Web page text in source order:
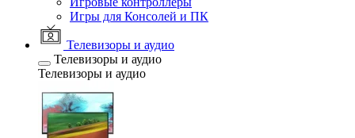
Игры для Консолей и ПК
Телевизоры и аудио
Телевизоры и аудио
Телевизоры и аудио